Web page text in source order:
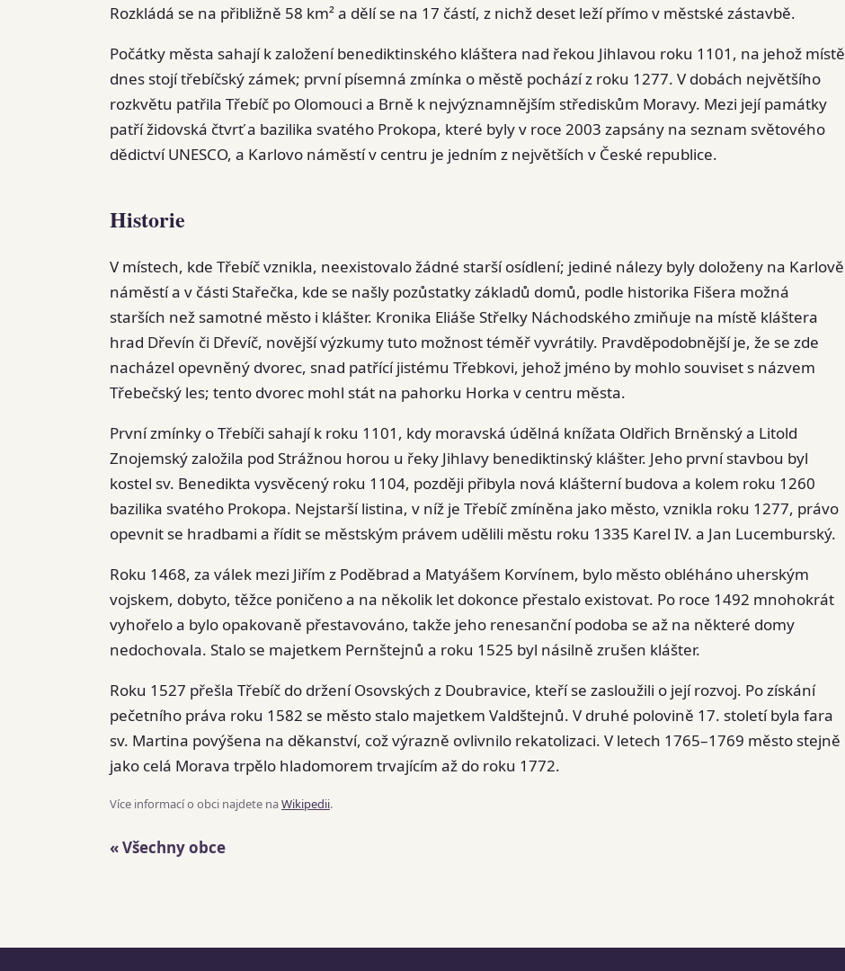
Rozkládá se na přibližně 58 km² a dělí se na 17 částí, z nichž deset leží přímo v městské zástavbě.
Počátky města sahají k založení benediktinského kláštera nad řekou Jihlavou roku 1101, na jehož místě
dnes stojí třebíčský zámek; první písemná zmínka o městě pochází z roku 1277. V dobách největšího
rozkvětu patřila Třebíč po Olomouci a Brně k nejvýznamnějším střediskům Moravy. Mezi její památky
patří židovská čtvrť a bazilika svatého Prokopa, které byly v roce 2003 zapsány na seznam světového
dědictví UNESCO, a Karlovo náměstí v centru je jedním z největších v České republice.
Historie
V místech, kde Třebíč vznikla, neexistovalo žádné starší osídlení; jediné nálezy byly doloženy na Karlově
náměstí a v části Stařečka, kde se našly pozůstatky základů domů, podle historika Fišera možná
starších než samotné město i klášter. Kronika Eliáše Střelky Náchodského zmiňuje na místě kláštera
hrad Dřevín či Dřevíč, novější výzkumy tuto možnost téměř vyvrátily. Pravděpodobnější je, že se zde
nacházel opevněný dvorec, snad patřící jistému Třebkovi, jehož jméno by mohlo souviset s názvem
Třebečský les; tento dvorec mohl stát na pahorku Horka v centru města.
První zmínky o Třebíči sahají k roku 1101, kdy moravská údělná knížata Oldřich Brněnský a Litold
Znojemský založila pod Strážnou horou u řeky Jihlavy benediktinský klášter. Jeho první stavbou byl
kostel sv. Benedikta vysvěcený roku 1104, později přibyla nová klášterní budova a kolem roku 1260
bazilika svatého Prokopa. Nejstarší listina, v níž je Třebíč zmíněna jako město, vznikla roku 1277, právo
opevnit se hradbami a řídit se městským právem udělili městu roku 1335 Karel IV. a Jan Lucemburský.
Roku 1468, za válek mezi Jiřím z Poděbrad a Matyášem Korvínem, bylo město obléháno uherským
vojskem, dobyto, těžce poničeno a na několik let dokonce přestalo existovat. Po roce 1492 mnohokrát
vyhořelo a bylo opakovaně přestavováno, takže jeho renesanční podoba se až na některé domy
nedochovala. Stalo se majetkem Pernštejnů a roku 1525 byl násilně zrušen klášter.
Roku 1527 přešla Třebíč do držení Osovských z Doubravice, kteří se zasloužili o její rozvoj. Po získání
pečetního práva roku 1582 se město stalo majetkem Valdštejnů. V druhé polovině 17. století byla fara
sv. Martina povýšena na děkanství, což výrazně ovlivnilo rekatolizaci. V letech 1765–1769 město stejně
jako celá Morava trpělo hladomorem trvajícím až do roku 1772.
Více informací o obci najdete naWikipedii.
« Všechny obce